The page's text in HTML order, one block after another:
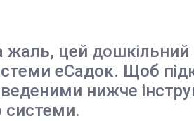
жаль, цей
еСадок. Щоб
нижче
системи.